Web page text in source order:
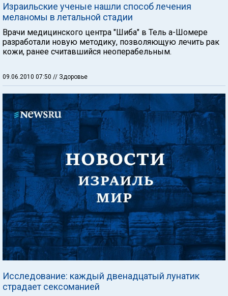
Израильские ученые нашли способ лечения
меланомы в летальной стадии
Врачи медицинского центра "Шиба" в Тель а-Шомере
разработали новую методику, позволяющую лечить рак
кожи, ранее считавшийся неоперабельным.
09.06.2010 07:50 // Здоровье
Исследование: каждый двенадцатый лунатик
страдает сексоманией